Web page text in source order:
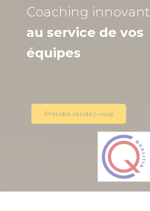
Coaching innovant
au service de vos
équipes
Prendre rendez-vous